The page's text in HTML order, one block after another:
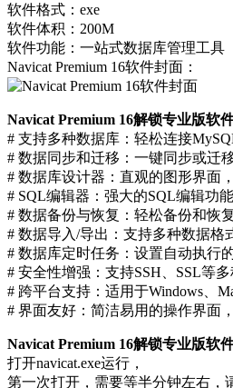
软件格式：exe
软件体积：200M
软件功能：一站式数据库管理工具
Navicat Premium 16软件封面：
Navicat Premium 16解锁专业版软
# 支持多种数据库：轻松连接
# 数据同步和迁移：一键同步或迁
# 数据库设计器：直观的图形界面
# SQL编辑器：强大的SQL编辑功
# 数据备份与恢复：轻松备份和恢
# 数据导入/导出：支持多种数据格
# 数据库定时任务：设置自动执行
# 安全性增强：支持SSH、SSL等
# 跨平台支持：适用于Windows、
# 界面友好：简洁易用的操作界面
Navicat Premium 16解锁专业版软
打开navicat.exe运行，
第一次打开，需要等半分钟左右，